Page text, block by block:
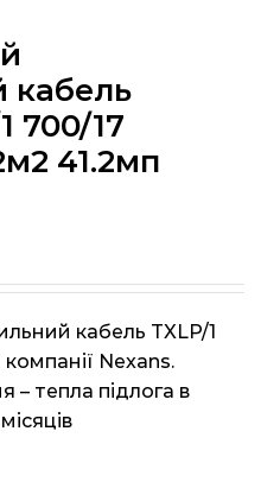
кабель
700/17
41.2мп
кабель TXLP/1
Nexans.
– тепла підлога в